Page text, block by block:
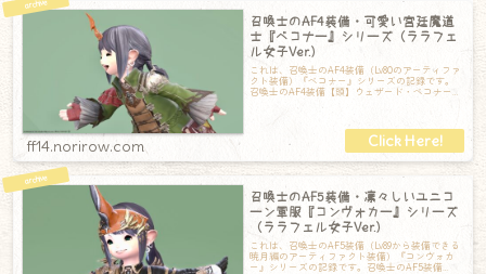
召喚士のAF4装備・可愛い宮廷魔道
士『ベコナー』シリーズ（ララフェ
ル女子Ver.）
これは、召喚士のAF4装備（Lv80のアーティファ
クト装備）『ベコナー』シリーズの記録です。
召喚士のAF4装備【頭】ウェザード・ベコナーホ
ff14.norirow.com
召喚士のAF5装備・凛々しいユニコ
ーン軍服『コンヴォカー』シリーズ
（ララフェル女子Ver.）
これは、召喚士のAF5装備（Lv89から装備できる
暁月編のアーティファクト装備）『コンヴォカ
ー』シリーズの記録です。召喚士のAF5装備